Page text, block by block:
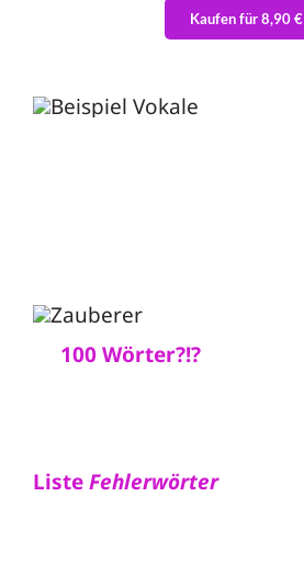
Kaufen für 8,90 €
100 Wörter?!?
ListeFehlerwörter